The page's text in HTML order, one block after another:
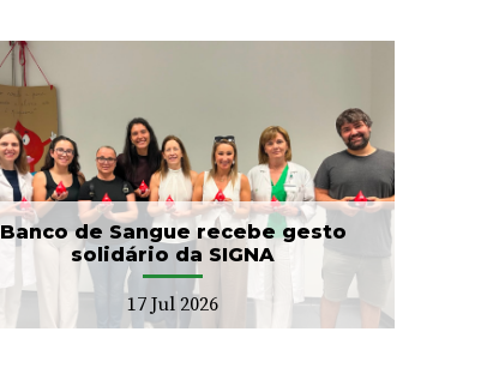
Banco de Sangue recebe gesto
solidário da SIGNA
17 Jul 2026